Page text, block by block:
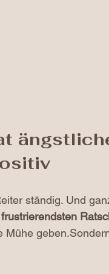
ständig. Und
Mühe